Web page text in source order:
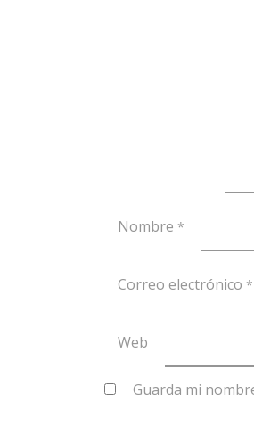
Nombre *
Correo electrónico *
Web
Guarda mi